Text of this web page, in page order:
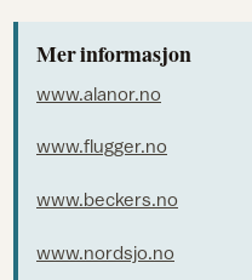
Mer informasjon
www.alanor.no
www.flugger.no
www.beckers.no
www.nordsjo.no